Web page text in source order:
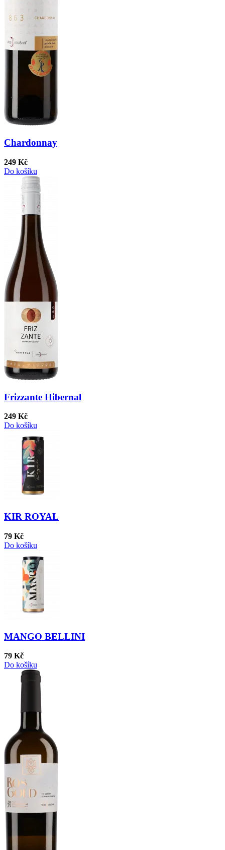
Chardonnay
249 Kč
Do košíku
Frizzante Hibernal
249 Kč
Do košíku
KIR ROYAL
79 Kč
Do košíku
MANGO BELLINI
79 Kč
Do košíku